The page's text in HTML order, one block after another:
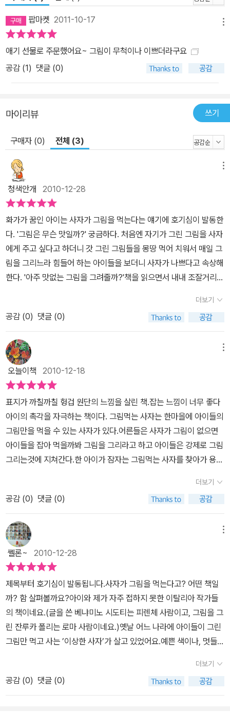
자신이 그린 그림이 있다면서 그림을 내밀어요. 아이가 보니 완전 낙
서 같았지만, “멋지다”며 먹어 보라고 환호성을 질러요. 사자는 아이
말대로 자기 그림을 먹어요. 토할 것 같았지요. 하지만 체면 때문에 꾹
참아요. 사자는 곧 자기 그림에 맛 들이게 됐어요. 드디어 아이들이 자
기 그림을 간직할 수 있게 된 거예요! 이제 사자랑 아이들은 사이좋게
그림 먹는 사자라니! 기발한 소재가 아이들 상상의 물꼬를 터 줘요. 아
않을까요? 글자 먹는 까치라든지, 꿈을 먹는 사자라든지……. 그리고
많은 그림도 아이들이 상상할 여지를 줘요. 갈기에 아이들이 그린 비
행기, 집, 얼굴, 무지개, 배, 차, 구름 들이 주렁주렁 매달린 화려한 사
자, 그리고 이와 대조적으로 끝없이 그림을 그려 대는 단색의 아이
까? 작품 속 아이와 함께 고민하고 궁리하면서 상상의 나래를 더 크
게 펼칠 거예요.
팝마켓 2011-10-17
애기 선물로 주문했어요~ 그림이 무척이나 이쁘더라구요
공감 (1) 댓글 (0)
마이리뷰 쓰기
구매자 (0) 전체 (3)
청색안개 2010-12-28
화가가 꿈인 아이는 사자가 그림을 먹는다는 얘기에 호기심이 발동한
다. '그림은 무슨 맛일까?' 궁금하다. 처음엔 자기가 그린 그림을 사자
에게 주고 싶다고 하더니 갓 그린 그림들을 몽땅 먹어 치워서 매일 그
림을 그리느라 힘들어 하는 아이들을 보더니 사자가 나쁘다고 속상해
한다. '아주 맛없는 그림을 그려줄까?'책을 읽으면서 내내 조잘거리는
느끼게 된다. 사자가 그림을 먹는다는 내용은 황당하지만 기발한 상
상력이 담겨 있다.흥미로운 내용도 좋지만 그림도 빼놓을 수 없는 즐
거움 중 하나이다. 예쁜 색이나, 멋들어진 선을 보고 군침을 흘리고,
아이들이 갓 그려낸 신선한 그림을 즐겨 먹는 사자는 묘한 존재다. 그
림 말고는 아무 것도 먹을 수 없지만 자신이 왜 그런지조차 알지 못한
다. 어쩌면 늘 그래왔기 때문에 거기에 의문을 가져 본 적도 없을 것이
다. 또한 아이들은 그림 그리기를 좋아했지만 억지로 하다 보니 순수
한 즐거움을 사라져 버리고 괴롭기만 하다. 스스로 좋아서 하는 일이
행복하다는 평범한 진리를 만나게 된다. 그림을 먹는 사자와 그림을
그리는 아이들의 모습은다른 듯 하지만 닮았다. 둘이 어떻게 화해를
하고 문제를 해결하는지 궁금할 뿐이다.그림 속 사자는 그 어떤 사자
보다 멋진 갈기를 가지고 있다. 바로 상상력이 담긴 그림들로 채워졌
기 때문이다. 그저 아이들이 그린 그림을 먹을 뿐 즐겁게 보지 못했지
만 자신이 직접 그림을 그리면서 상황은 달라진다. 그렇게 그림 먹는
도 멋지게 그림을 그리고 싶어진다. 그 속에 꿈을 담고, 상상력을 채워
넣고 싶어진다. 그리고 익숙한 것들의 즐거움을 잊고 살았다는 것을
깨달으니 일상이 좀더특별하고 소중하게 다가온다. 아이와 함께 멋진
상상의 날개를 달고 능청스럽게 자신이 그린 그림을 먹는 사자를 만
나 보는 것은 어떨까....
더보기
공감 (0) 댓글 (0)
오늘이책 2010-12-18
표지가 까칠까칠 헝겁 원단의 느낌을 살린 책.잡는 느낌이 너무 좋다
아이의 촉각을 자극하는 책이다. 그림먹는 사자는 한마을에 아이들의
그림만을 먹을 수 있는 사자가 있다.어른들은 사자가 그림이 없으면
아이들을 잡아 먹을까봐 그림을 그리라고 하고 아이들은 강제로 그림
그리는것에 지쳐간다.한 아이가 잠자는 그림먹는 사자를 찾아가 용감
수 있다고 말한다.용감한 아이는 사자도 그림을 그릴 수 있지 않냐고
그려보라 하고 먹어 보라한다.자신의 그림을 먹고 토할거 같은 사자
는 그래도 아이 앞에서 자신의 그림이 맛나다고 말한다아이는 사자에
게 앞으로 스스로 그림을 그려서 먹어라고 말하고 가끔 가장 못그림
그림을 가져다 주거나 사자의 그림을 그리는것을 도와주기도 한다그
림이 참으로 참신하다색을 잃어버린듯한 생가기 없는 아이들은 그림
그리기에 질리고 지친 아이들은 흑백의 단조로운 색으로 표현을 하고
아이들의 그림을 먹는 사자는 화려하게 표현되어 있다.너무나 하기
싫은데 어쩔 수 없이 하는건 즐거움이 아니라 고녁이다.우리가 어릴
때 너무 하기 싫은데 꾹 참고 하는것처럼.. 책 속의 아이들이 마음이
어릴때 내 마음 같을거란 생가을 해본다.하기 싫다고 말하다간 한번
반항했다가는 엄마에게 겁나게 혼날까봐 말도 못하고 속으로 끙끙 앓
으면서 어쩔 수 없이 눈물을 머금고 하던 많은 것들그것을 이 책은 그
림을 먹는 사자와 그림을 어쩔 수 없이 그려야 하는 아이들로 표현을
더보기
공감 (0) 댓글 (0)
쎌론~ 2010-12-28
제목부터 호기심이 발동됩니다.사자가 그림을 먹는다고? 어떤 책일
까? 함 살펴볼까요?아이와 제가 자주 접하지 못한 이탈리아 작가들
의 책이네요.(글을 쓴 베냐미노 시도티는 피렌체 사람이고, 그림을 그
린 잔루카 폴리는 로마 사람이네요.)옛날 어느 나라에 아이들이 그린
그림만 먹고 사는 ’이상한 사자’가 살고 있었어요.예쁜 색이나, 멋들어
사자 갈기가 그림으로 이루어져 있어요.색다른 표현의신선한 느낌과
함께 사자를 보는눈이 즐거워요.)그리고 ’이상한 사자’는 식성이 너무
좋아 아침, 점심, 간식, 저녁. 쉬지 않고 그림을 먹어 치웠어요.그런데,
더보기
공감 (0) 댓글 (0)